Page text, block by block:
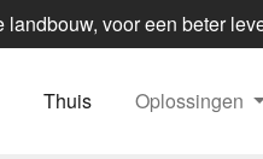
voor een beter
Thuis Oplossingen